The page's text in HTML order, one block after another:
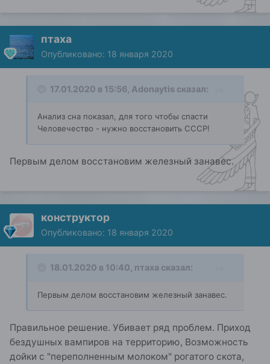
птаха
Опубликовано: 18 января 2020
17.01.2020 в 15:56, Adonaytis сказал:
Анализ сна показал, для того чтобы спасти
Человечество - нужно восстановить СССР!
Первым делом восстановим железный занавес.
конструктор
Опубликовано: 18 января 2020
18.01.2020 в 10:40, птаха сказал:
Первым делом восстановим железный занавес.
Правильное решение. Убивает ряд проблем. Приход
бездушных вампиров на территорию, Возможность
дойки с "переполненным молоком" рогатого скота,